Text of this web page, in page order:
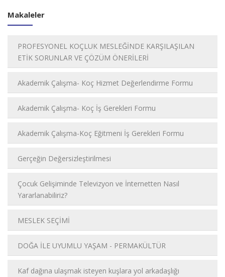
Makaleler
PROFESYONEL KOÇLUK MESLEĞİNDE KARŞILAŞILAN
ETİK SORUNLAR VE ÇÖZÜM ÖNERİLERİ
Akademik Çalışma- Koç Hizmet Değerlendirme Formu
Akademik Çalışma- Koç İş Gerekleri Formu
Akademik Çalışma-Koç Eğitmeni İş Gerekleri Formu
Gerçeğin Değersizleştirilmesi
Çocuk Gelişiminde Televizyon ve İnternetten Nasıl
Yararlanabiliriz?
MESLEK SEÇİMİ
DOĞA İLE UYUMLU YAŞAM - PERMAKÜLTÜR
Kaf dağına ulaşmak isteyen kuşlara yol arkadaşlığı